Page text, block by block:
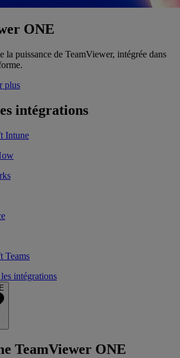
ONE
la puissance de TeamViewer, intégrée dans
plus
intégrations
Intune
Teams
intégrations
TeamViewer ONE